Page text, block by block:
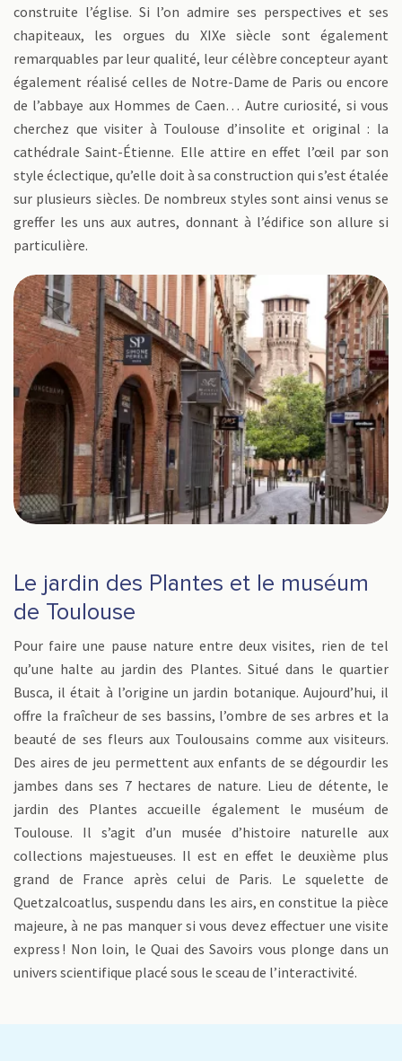
construite l’église. Si l’on admire ses perspectives et ses
chapiteaux, les orgues du XIXe siècle sont également
remarquables par leur qualité, leur célèbre concepteur ayant
également réalisé celles de Notre-Dame de Paris ou encore
de l’abbaye aux Hommes de Caen… Autre curiosité, si vous
cherchez que visiter à Toulouse d’insolite et original : la
cathédrale Saint-Étienne. Elle attire en effet l’œil par son
style éclectique, qu’elle doit à sa construction qui s’est étalée
sur plusieurs siècles. De nombreux styles sont ainsi venus se
greffer les uns aux autres, donnant à l’édifice son allure si
particulière.
Le jardin des Plantes et le muséum
de Toulouse
Pour faire une pause nature entre deux visites, rien de tel
qu’une halte au jardin des Plantes. Situé dans le quartier
Busca, il était à l’origine un jardin botanique. Aujourd’hui, il
offre la fraîcheur de ses bassins, l’ombre de ses arbres et la
beauté de ses fleurs aux Toulousains comme aux visiteurs.
Des aires de jeu permettent aux enfants de se dégourdir les
jambes dans ses 7 hectares de nature. Lieu de détente, le
jardin des Plantes accueille également le muséum de
Toulouse. Il s’agit d’un musée d’histoire naturelle aux
collections majestueuses. Il est en effet le deuxième plus
grand de France après celui de Paris. Le squelette de
Quetzalcoatlus, suspendu dans les airs, en constitue la pièce
majeure, à ne pas manquer si vous devez effectuer une visite
express ! Non loin, le Quai des Savoirs vous plonge dans un
univers scientifique placé sous le sceau de l’interactivité.